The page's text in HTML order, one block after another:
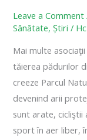
Leave a Comment
Sănătate,Știri /
Mai multe
tăierea pădurilor
creeze Parcul
devenind arii
sunt arate,
sport în aer liber,